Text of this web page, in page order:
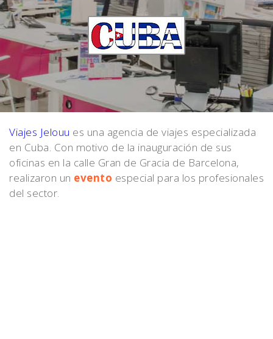
Viajes Jelouu es una agencia de viajes especializada
en Cuba. Con motivo de la inauguración de sus
oficinas en la calle Gran de Gracia de Barcelona,
realizaron un evento especial para los profesionales
del sector.